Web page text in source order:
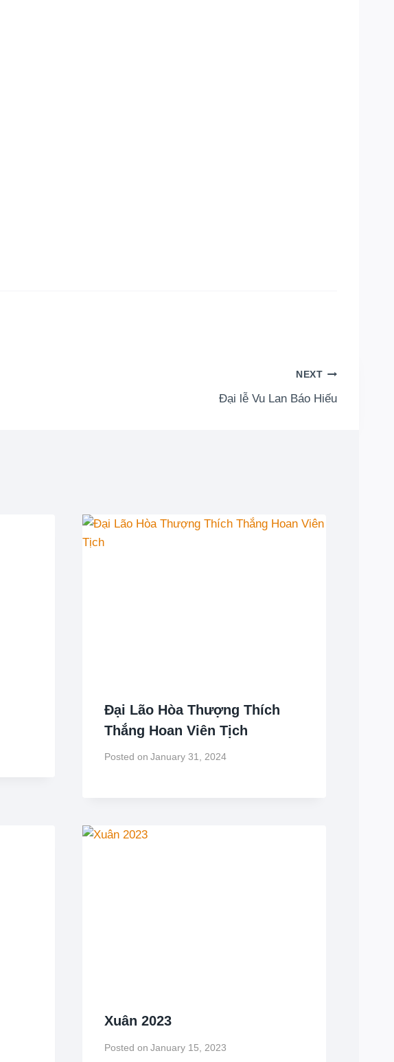
NEXT
Đại lễ Vu Lan Báo Hiếu
Đại Lão Hòa Thượng Thích
Thắng Hoan Viên Tịch
Posted on January 31, 2024
Xuân 2023
Posted on January 15, 2023